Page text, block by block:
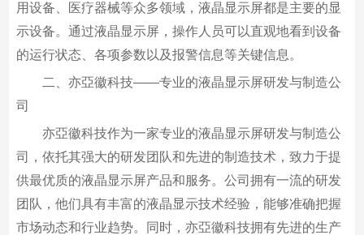
用设备、医疗器械等众多领域，液晶显示屏都是主要的显
示设备。通过液晶显示屏，操作人员可以直观地看到设备
的运行状态、各项参数以及报警信息等关键信息。
二、亦亞徽科技——专业的液晶显示屏研发与制造公
司
亦亞徽科技作为一家专业的液晶显示屏研发与制造公
司，依托其强大的研发团队和先进的制造技术，致力于提
供最优质的液晶显示屏产品和服务。公司拥有一流的研发
团队，他们具有丰富的液晶显示技术经验，能够准确把握
市场动态和行业趋势。同时，亦亞徽科技拥有先进的生产